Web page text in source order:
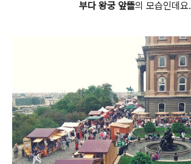
부다 왕궁 앞뜰의 모습인데요.